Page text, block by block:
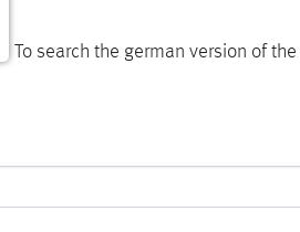
To search the german version of